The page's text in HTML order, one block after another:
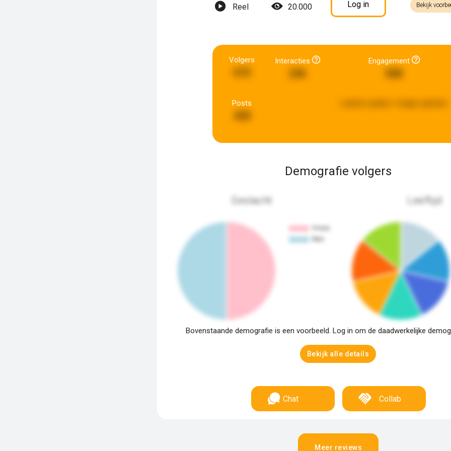
Reel 20.000 Log in Bekijk
Volgers Interacties Engagement
508
Posts
Demografie volgers
Geslacht Leeftijd
Bovenstaande demografie is een voorbeeld. Log in om de daadwerkelijke
Bekijk alle details
Chat Collab
Meer reviews